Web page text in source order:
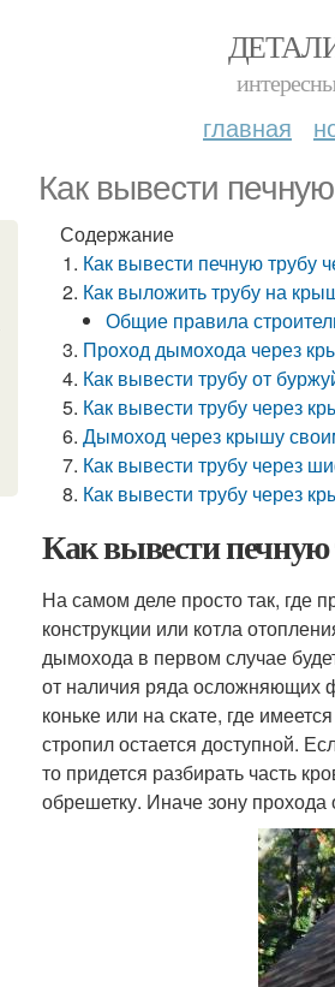
главная
Как вывести
Содержание
Как вывести печную трубу
Как выложить трубу на
Общие правила
Проход дымохода через
Как вывести трубу от
Как вывести трубу через
Дымоход через крышу
Как вывести трубу через
Как вывести трубу через
Как вывести
На самом деле просто так, где
конструкции или котла
дымохода в первом случае
от наличия ряда осложняющих
коньке или на скате, где
стропил остается доступной.
то придется разбирать часть
обрешетку. Иначе зону прохода